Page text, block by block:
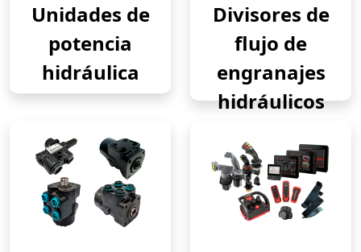
Unidades de
potencia
hidráulica
Divisores de
flujo de
engranajes
hidráulicos